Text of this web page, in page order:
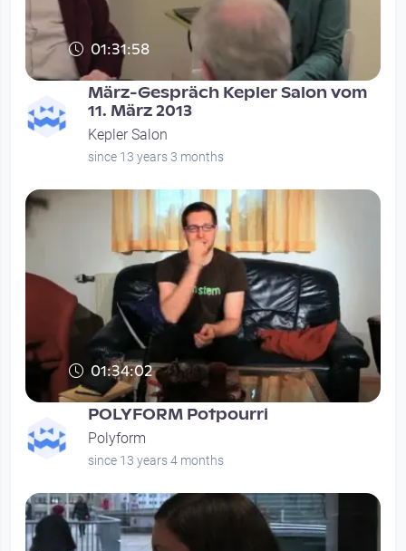
01:31:58
März-Gespräch Kepler Salon vom
11. März 2013
Kepler Salon
since 13 years 3 months
01:34:02
POLYFORM Potpourri
Polyform
since 13 years 4 months